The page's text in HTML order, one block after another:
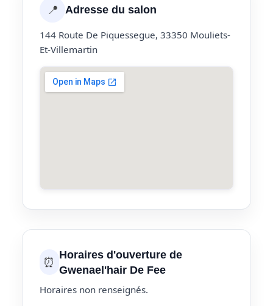
📍 Adresse du salon
144 Route De Piquessegue, 33350 Mouliets-
Et-Villemartin
⏰ Horaires d'ouverture de
Gwenael'hair De Fee
Horaires non renseignés.